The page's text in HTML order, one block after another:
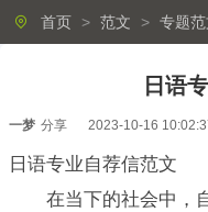
首页 > 范文 > 专题范
日语
一梦 分享 2023-10-16
日语专业自荐信范文
在当下的社会中，自